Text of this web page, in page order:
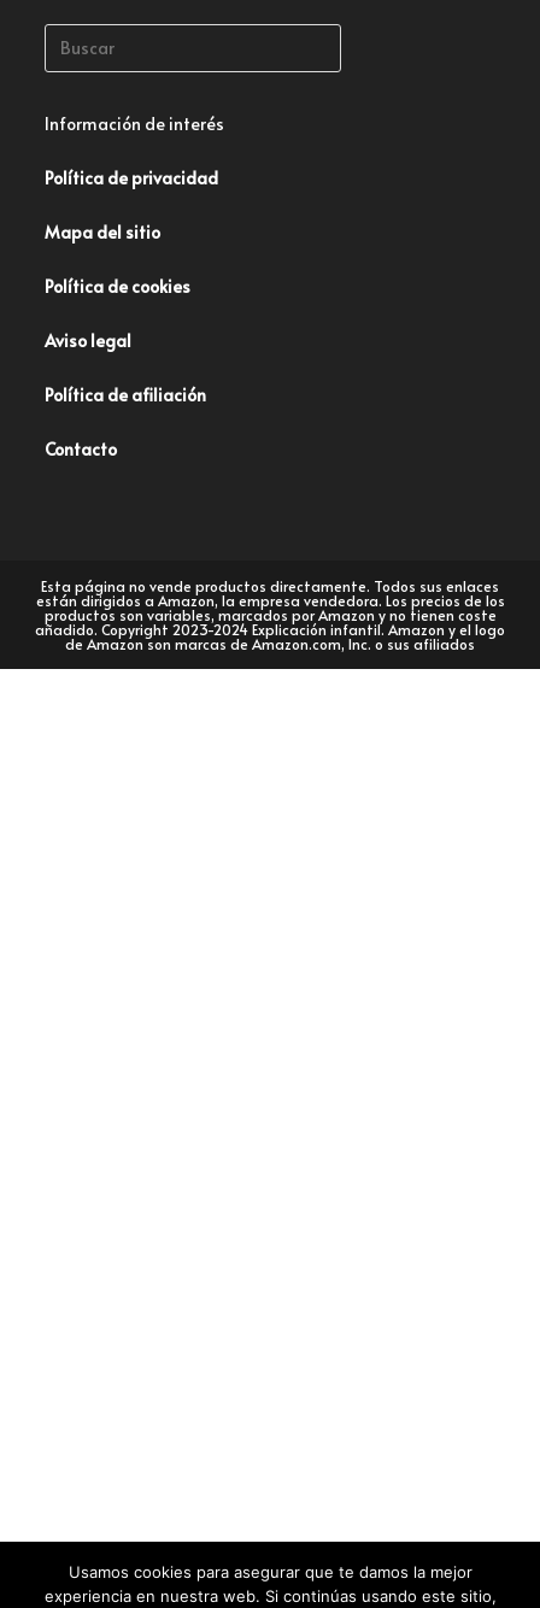
Información de interés
Política de privacidad
Mapa del sitio
Política de cookies
Aviso legal
Política de afiliación
Contacto
Esta página no vende productos directamente. Todos sus enlaces
están dirigidos a Amazon, la empresa vendedora. Los precios de los
productos son variables, marcados por Amazon y no tienen coste
añadido. Copyright 2023-2024 Explicación infantil. Amazon y el logo
de Amazon son marcas de Amazon.com, Inc. o sus afiliados
Usamos cookies para asegurar que te damos la mejor
experiencia en nuestra web. Si continúas usando este sitio,